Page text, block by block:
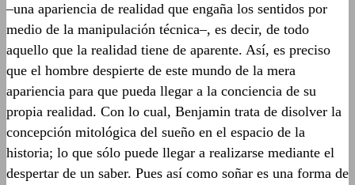
–una apariencia de realidad que engaña los sentidos por
medio de la manipulación técnica–, es decir, de todo
aquello que la realidad tiene de aparente. Así, es preciso
que el hombre despierte de este mundo de la mera
apariencia para que pueda llegar a la conciencia de su
propia realidad. Con lo cual, Benjamin trata de disolver la
concepción mitológica del sueño en el espacio de la
historia; lo que sólo puede llegar a realizarse mediante el
despertar de un saber. Pues así como soñar es una forma de